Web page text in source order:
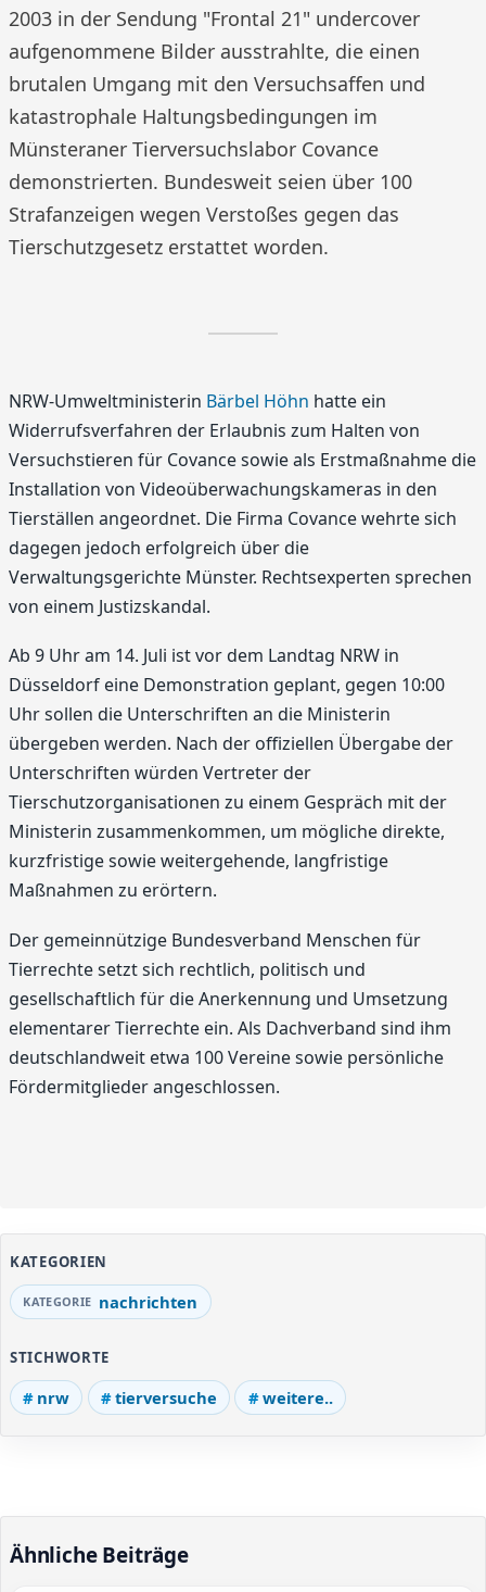
2003 in der Sendung "Frontal 21" undercover
aufgenommene Bilder ausstrahlte, die einen
brutalen Umgang mit den Versuchsaffen und
katastrophale Haltungsbedingungen im
Münsteraner Tierversuchslabor Covance
demonstrierten. Bundesweit seien über 100
Strafanzeigen wegen Verstoßes gegen das
Tierschutzgesetz erstattet worden.
NRW-Umweltministerin Bärbel Höhn hatte ein
Widerrufsverfahren der Erlaubnis zum Halten von
Versuchstieren für Covance sowie als Erstmaßnahme die
Installation von Videoüberwachungskameras in den
Tierställen angeordnet. Die Firma Covance wehrte sich
dagegen jedoch erfolgreich über die
Verwaltungsgerichte Münster. Rechtsexperten sprechen
von einem Justizskandal.
Ab 9 Uhr am 14. Juli ist vor dem Landtag NRW in
Düsseldorf eine Demonstration geplant, gegen 10:00
Uhr sollen die Unterschriften an die Ministerin
übergeben werden. Nach der offiziellen Übergabe der
Unterschriften würden Vertreter der
Tierschutzorganisationen zu einem Gespräch mit der
Ministerin zusammenkommen, um mögliche direkte,
kurzfristige sowie weitergehende, langfristige
Maßnahmen zu erörtern.
Der gemeinnützige Bundesverband Menschen für
Tierrechte setzt sich rechtlich, politisch und
gesellschaftlich für die Anerkennung und Umsetzung
elementarer Tierrechte ein. Als Dachverband sind ihm
deutschlandweit etwa 100 Vereine sowie persönliche
Fördermitglieder angeschlossen.
KATEGORIEN
nachrichten
STICHWORTE
nrw tierversuche weitere..
Ähnliche Beiträge